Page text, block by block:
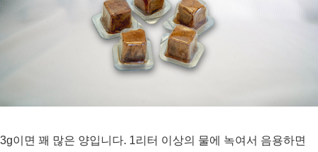
3g이면 꽤 많은 양입니다. 1리터 이상의 물에 녹여서 음용하면